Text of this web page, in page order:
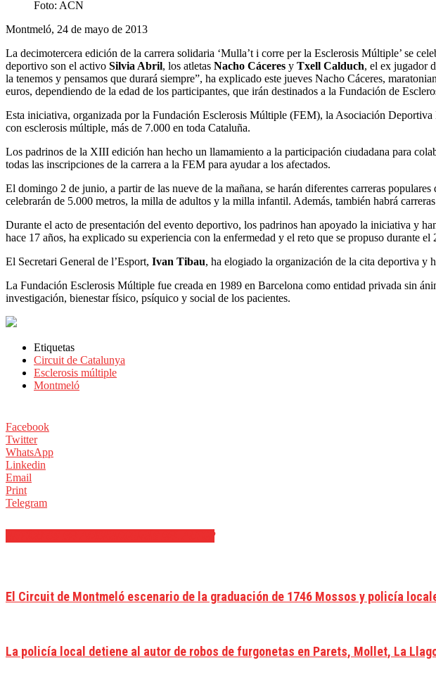
Foto: ACN
Montmeló, 24 de mayo de 2013
La decimotercera edición de la carrera solidaria ‘Mulla’t i corre per la Esclerosis Múltiple’ se
deportivo son el activo Silvia Abril, los atletas Nacho Cáceres y Txell Calduch, el ex jugador
la tenemos y pensamos que durará siempre”, ha explicado este jueves Nacho Cáceres,
euros, dependiendo de la edad de los participantes, que irán destinados a la Fundación de
Esta iniciativa, organizada por la Fundación Esclerosis Múltiple (FEM), la Asociación
con esclerosis múltiple, más de 7.000 en toda Cataluña.
Los padrinos de la XIII edición han hecho un llamamiento a la participación ciudadana para
todas las inscripciones de la carrera a la FEM para ayudar a los afectados.
El domingo 2 de junio, a partir de las nueve de la mañana, se harán diferentes carreras
celebrarán de 5.000 metros, la milla de adultos y la milla infantil. Además, también habrá
Durante el acto de presentación del evento deportivo, los padrinos han apoyado la iniciativa y
hace 17 años, ha explicado su experiencia con la enfermedad y el reto que se propuso durante
El Secretari General de l’Esport, Ivan Tibau, ha elogiado la organización de la cita deportiva y
La Fundación Esclerosis Múltiple fue creada en 1989 en Barcelona como entidad privada sin
investigación, bienestar físico, psíquico y social de los pacientes.
Etiquetas
Circuit de Catalunya
Esclerosis múltiple
Montmeló
Facebook
Twitter
WhatsApp
Linkedin
Email
Print
Telegram
El Circuit de Montmeló escenario de la graduación de 1746 Mossos y policía
La policía local detiene al autor de robos de furgonetas en Parets, Mollet, La